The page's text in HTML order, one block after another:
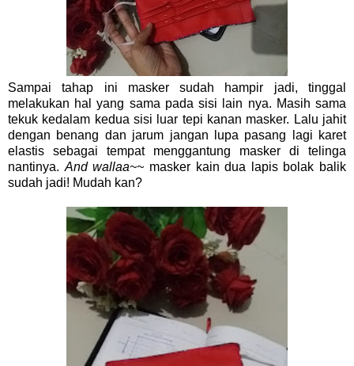
Sampai tahap ini masker sudah hampir jadi, tinggal
melakukan hal yang sama pada sisi lain nya. Masih sama
tekuk kedalam kedua sisi luar tepi kanan masker. Lalu jahit
dengan benang dan jarum jangan lupa pasang lagi karet
elastis sebagai tempat menggantung masker di telinga
nantinya.And wallaa~~ masker kain dua lapis bolak balik
sudah jadi! Mudah kan?